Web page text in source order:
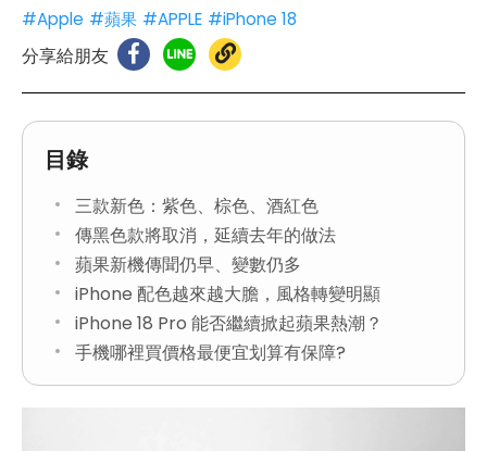
#Apple #蘋果 #APPLE #iPhone 18
分享給朋友
目錄
三款新色：紫色、棕色、酒紅色
傳黑色款將取消，延續去年的做法
蘋果新機傳聞仍早、變數仍多
iPhone 配色越來越大膽，風格轉變明顯
iPhone 18 Pro 能否繼續掀起蘋果熱潮？
手機哪裡買價格最便宜划算有保障?